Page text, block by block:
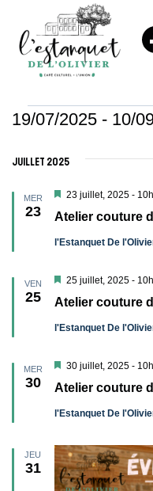
contenu
19/07/2025 - 10/
une
juillet 2025
MER
23 Atelier couture
Mis
avant
23 juillet, 2025 -
l'Estanquet De
VEN
25 Atelier couture
Mis
avant
25 juillet, 2025 -
l'Estanquet De
MER
30 Atelier couture
Mis
avant
30 juillet, 2025 -
l'Estanquet De
JEU
31